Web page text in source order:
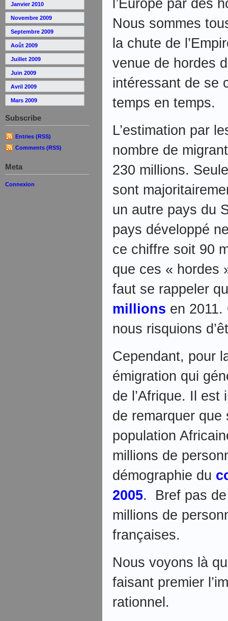
Janvier 2010
Novembre 2009
Septembre 2009
Août 2009
Juillet 2009
Juin 2009
Avril 2009
Mars 2009
Subscribe
Entries (RSS)
Comments (RSS)
Meta
Connexion
l’Europe par des
Nous sommes
la chute de
venue de hordes
intéressant de se
temps en temps.
L’estimation par
nombre de
230 millions.
sont
un autre pays du
pays développé
ce chiffre soit 90
que ces « hordes
faut se rappeler
millions en
nous risquions
Cependant, pour
émigration qui
de l’Afrique. Il
de remarquer que
population
millions de
démographie du
2005. Bref pas
millions de
françaises.
Nous voyons là
faisant premier
rationnel.